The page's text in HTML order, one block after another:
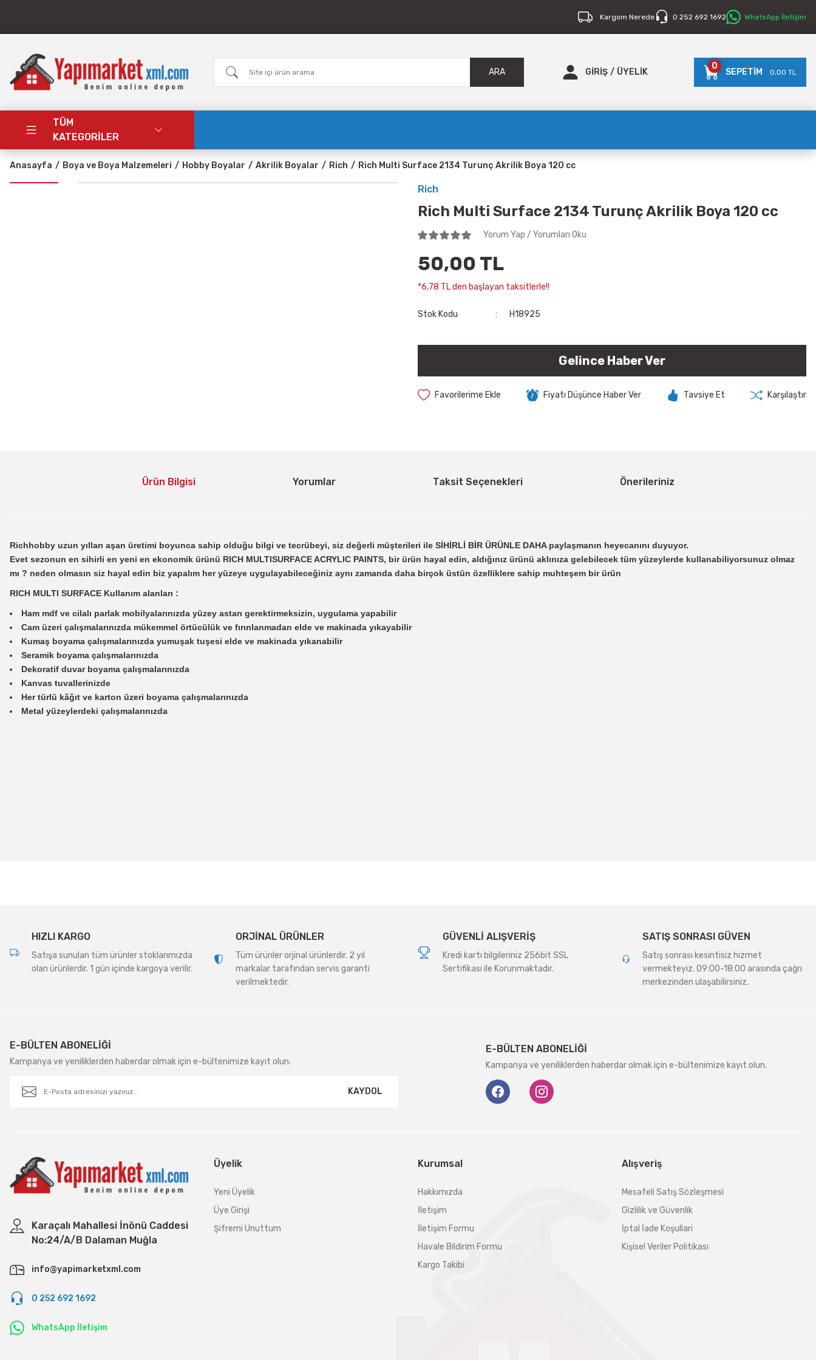
Kargom Nerede 0 252 692 1692 WhatsApp İletişim
ARA GİRİŞ / ÜYELİK SEPETİM 0,00 TL
0
TÜM
KATEGORİLER
Anasayfa Boya ve Boya Malzemeleri Hobby Boyalar Akrilik Boyalar Rich Rich Multi Surface 2134 Turunç Akrilik Boya 120 cc
Rich
Rich Multi Surface 2134 Turunç Akrilik Boya 120 cc
Yorum Yap / Yorumları Oku
50,00 TL
*6,78 TL den başlayan taksitlerle!!
Stok Kodu H18925
Gelince Haber Ver
Fiyatı Düşünce Haber Ver Tavsiye Et Karşılaştır
Ürün Bilgisi Yorumlar Taksit Seçenekleri Önerileriniz
Richhobby uzun yılları aşan üretimi boyunca sahip olduğu bilgi ve tecrübeyi, siz değerli müşterileri ile SİHİRLİ BİR ÜRÜNLE DAHA paylaşmanın heyecanını duyuyor.
Evet sezonun en sihirli en yeni en ekonomik ürünü RICH MULTISURFACE ACRYLIC PAINTS, bir ürün hayal edin, aldığınız ürünü aklınıza gelebilecek tüm yüzeylerde kullanabiliyorsunuz olmaz
mı ? neden olmasın siz hayal edin biz yapalım her yüzeye uygulayabileceğiniz aynı zamanda daha birçok üstün özelliklere sahip muhteşem bir ürün
RICH MULTI SURFACE Kullanım alanları :
Ham mdf ve cilalı parlak mobilyalarınızda yüzey astarı gerektirmeksizin, uygulama yapabilir
Cam üzeri çalışmalarınızda mükemmel örtücülük ve fırınlanmadan elde ve makinada yıkayabilir
Kumaş boyama çalışmalarınızda yumuşak tuşesi elde ve makinada yıkanabilir
Seramik boyama çalışmalarınızda
Dekoratif duvar boyama çalışmalarınızda
Kanvas tuvallerinizde
Her türlü kâğıt ve karton üzeri boyama çalışmalarınızda
Metal yüzeylerdeki çalışmalarınızda
HIZLI KARGO
Satışa sunulan tüm ürünler stoklarımızda
olan ürünlerdir. 1 gün içinde kargoya verilir.
ORJİNAL ÜRÜNLER
Tüm ürünler orjinal ürünlerdir. 2 yıl
markalar tarafından servis garanti
verilmektedir.
GÜVENLİ ALIŞVERİŞ
Kredi kartı bilgileriniz 256bit SSL
Sertifikası ile Korunmaktadır.
SATIŞ SONRASI GÜVEN
Satış sonrası kesintisiz hizmet
vermekteyiz. 09:00-18:00 arasında çağrı
merkezinden ulaşabilirsiniz.
E-BÜLTEN ABONELİĞİ
Kampanya ve yeniliklerden haberdar olmak için e-bültenimize kayıt olun.
KAYDOL
E-BÜLTEN ABONELİĞİ
Kampanya ve yeniliklerden haberdar olmak için e-bültenimize kayıt olun.
Karaçalı Mahallesi İnönü Caddesi
No:24/A/B Dalaman Muğla
info@yapimarketxml.com
0 252 692 1692
WhatsApp İletişim
Üyelik
Yeni Üyelik
Üye Girişi
Şifremi Unuttum
Kurumsal
Hakkımızda
İletişim
İletişim Formu
Havale Bildirim Formu
Kargo Takibi
Alışveriş
Mesafeli Satış Sözleşmesi
Gizlilik ve Güvenlik
İptal İade Koşullari
Kişisel Veriler Politikası